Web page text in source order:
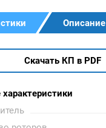
Описание
Скачать КП в PDF